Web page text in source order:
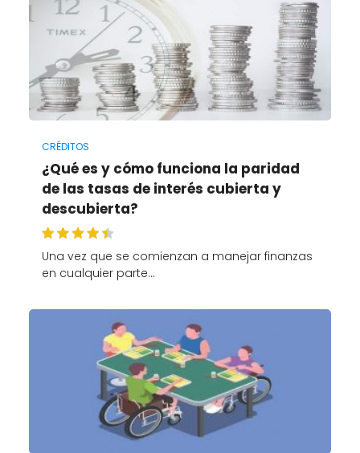
CRÉDITOS
¿Qué es y cómo funciona la paridad
de las tasas de interés cubierta y
descubierta?
Una vez que se comienzan a manejar finanzas
en cualquier parte…